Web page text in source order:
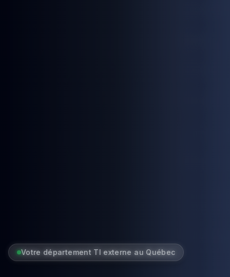
Votre département TI externe au Québec